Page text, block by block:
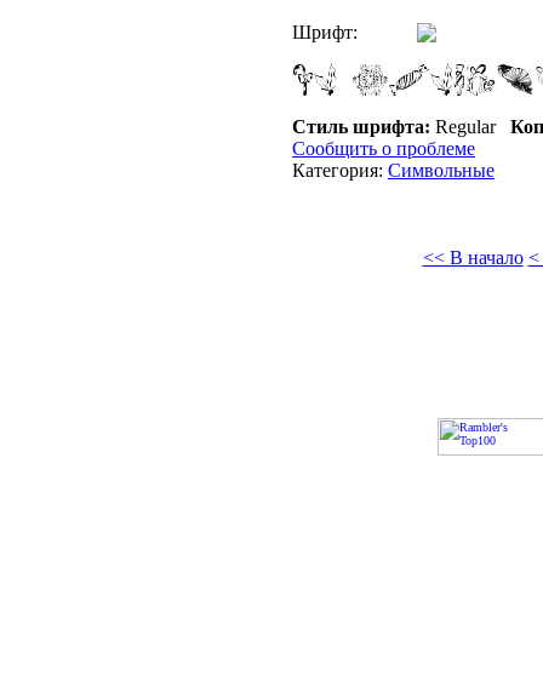
Шрифт:
Стиль шрифта: Regular
Сообщить о проблеме
Категория: Символьные
<< В начало <